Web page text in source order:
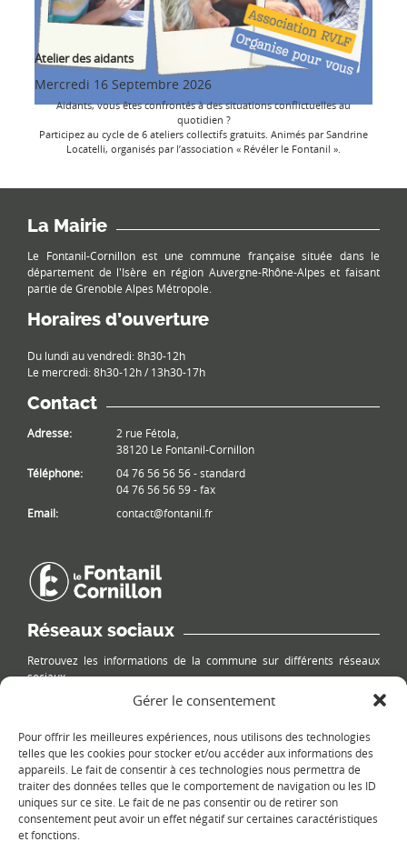
Gérer le consentement
Pour offrir les meilleures expériences, nous utilisons des technologies
telles que les cookies pour stocker et/ou accéder aux informations des
appareils. Le fait de consentir à ces technologies nous permettra de
traiter des données telles que le comportement de navigation ou les ID
uniques sur ce site. Le fait de ne pas consentir ou de retirer son
consentement peut avoir un effet négatif sur certaines caractéristiques
et fonctions.
Atelier des aidants
Mercredi 16 Septembre 2026
Aidants, vous êtes confrontés à des situations conflictuelles au
quotidien ?
Participez au cycle de 6 ateliers collectifs gratuits. Animés par Sandrine
Locatelli, organisés par l’association « Révéler le Fontanil ».
La Mairie
Le Fontanil-Cornillon est une commune française située dans le
département de l'Isère en région Auvergne-Rhône-Alpes et faisant
partie de Grenoble Alpes Métropole.
Horaires d’ouverture
Du lundi au vendredi: 8h30-12h
Le mercredi: 8h30-12h / 13h30-17h
Contact
Adresse:
2 rue Fétola,
38120 Le Fontanil-Cornillon
Téléphone:
04 76 56 56 56 - standard
04 76 56 56 59 - fax
Email:
contact@fontanil.fr
Réseaux sociaux
Retrouvez les informations de la commune sur différents réseaux
sociaux.
Le plan du site